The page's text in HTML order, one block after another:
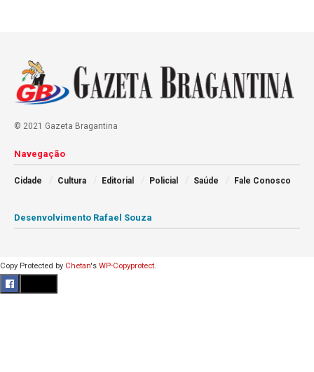
© 2021 Gazeta Bragantina
Navegação
Cidade Cultura Editorial Policial Saúde Fale Conosco
Desenvolvimento Rafael Souza
Copy Protected by Chetan's WP-Copyprotect.